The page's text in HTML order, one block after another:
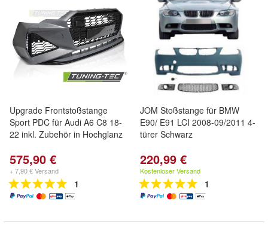
Upgrade Frontstoßstange
Sport PDC für Audi A6 C8 18-
22 inkl. Zubehör in Hochglanz
575,90 €
+ 7,90 € Versand
1
JOM Stoßstange für BMW
E90/ E91 LCI 2008-09/2011 4-
türer Schwarz
220,99 €
Kostenloser Versand
1